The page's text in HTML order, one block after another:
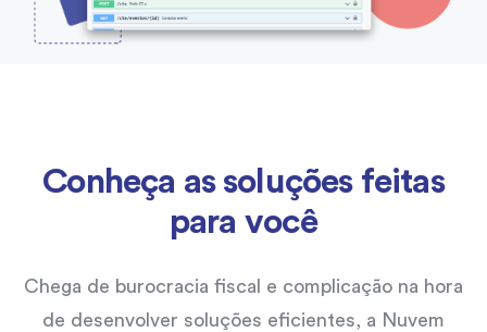
Conheça as soluções feitas
para você
Chega de burocracia fiscal e complicação na hora
de desenvolver soluções eficientes, a Nuvem